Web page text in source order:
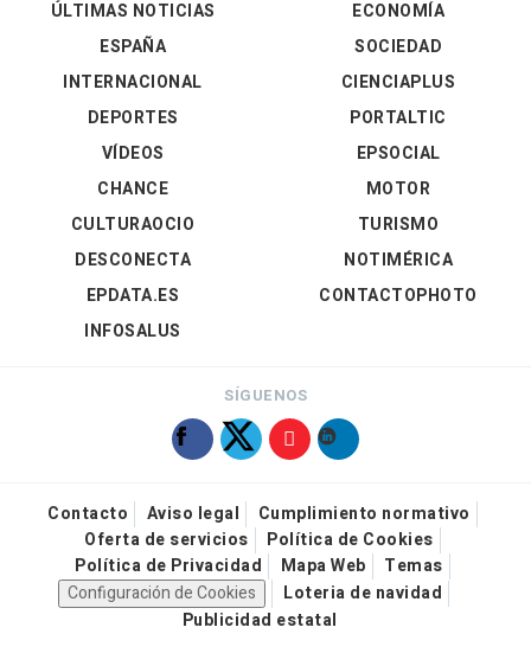
ÚLTIMAS NOTICIAS
ESPAÑA
INTERNACIONAL
DEPORTES
VÍDEOS
ECONOMÍA
SOCIEDAD
CIENCIAPLUS
PORTALTIC
EPSOCIAL
CHANCE
CULTURAOCIO
DESCONECTA
EPDATA.ES
INFOSALUS
MOTOR
TURISMO
NOTIMÉRICA
CONTACTOPHOTO
SÍGUENOS
Contacto Aviso legal
Cumplimiento normativo
Oferta de servicios
Política de Cookies
Política de Privacidad
Mapa Web
Temas
Configuración de Cookies
Loteria de navidad
Publicidad estatal